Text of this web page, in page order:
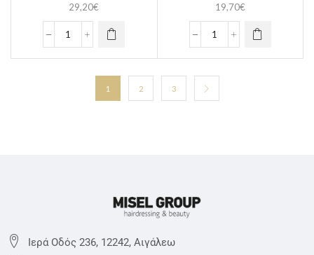
29,20€
19,70€
1 2 3
Ιερά Οδός 236, 12242, Αιγάλεω